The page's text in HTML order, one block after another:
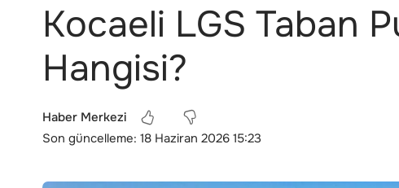
Kocaeli LGS Taban
Hangisi?
Son güncelleme: 18 Haziran 2026 15:23
Haber Merkezi